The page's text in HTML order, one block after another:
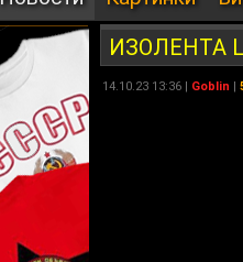
ИЗОЛЕНТА
14.10.23 13:36 | Goblin |